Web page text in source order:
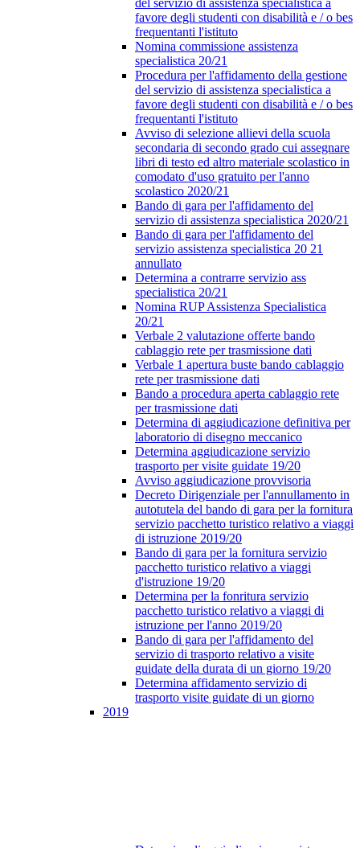
del servizio di assistenza specialistica a
favore degli studenti con disabilità e / o bes
frequentanti l'istituto
Nomina commissione assistenza
specialistica 20/21
Procedura per l'affidamento della gestione
del servizio di assistenza specialistica a
favore degli studenti con disabilità e / o bes
frequentanti l'istituto
Avviso di selezione allievi della scuola
secondaria di secondo grado cui assegnare
libri di testo ed altro materiale scolastico in
comodato d'uso gratuito per l'anno
scolastico 2020/21
Bando di gara per l'affidamento del
servizio di assistenza specialistica 2020/21
Bando di gara per l'affidamento del
servizio assistenza specialistica 20 21
annullato
Determina a contrarre servizio ass
specialistica 20/21
Nomina RUP Assistenza Specialistica
20/21
Verbale 2 valutazione offerte bando
cablaggio rete per trasmissione dati
Verbale 1 apertura buste bando cablaggio
rete per trasmissione dati
Bando a procedura aperta cablaggio rete
per trasmissione dati
Determina di aggiudicazione definitiva per
laboratorio di disegno meccanico
Determina aggiudicazione servizio
trasporto per visite guidate 19/20
Avviso aggiudicazione provvisoria
Decreto Dirigenziale per l'annullamento in
autotutela del bando di gara per la fornitura
servizio pacchetto turistico relativo a viaggi
di istruzione 2019/20
Bando di gara per la fornitura servizio
pacchetto turistico relativo a viaggi
d'istruzione 19/20
Determina per la fonritura servizio
pacchetto turistico relativo a viaggi di
istruzione per l'anno 2019/20
Bando di gara per l'affidamento del
servizio di trasporto relativo a visite
guidate della durata di un giorno 19/20
Determina affidamento servizio di
trasporto visite guidate di un giorno
2019